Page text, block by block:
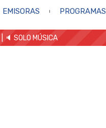
EMISORAS PROGRAMAS
🔈 SOLO MÚSICA